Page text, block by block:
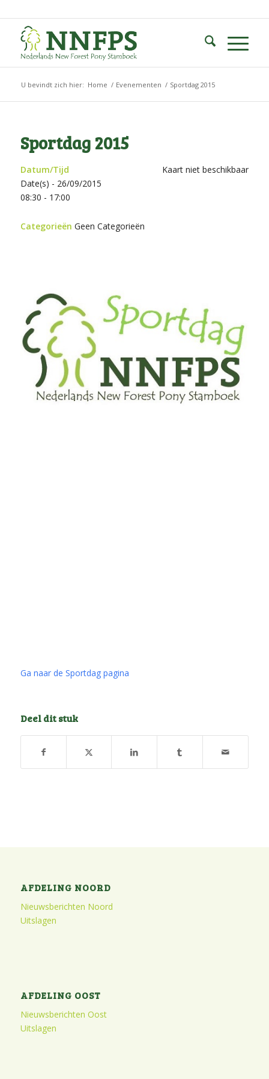
U bevindt zich hier: Home / Evenementen / Sportdag 2015
Sportdag 2015
Kaart niet beschikbaar
Datum/Tijd
Date(s) - 26/09/2015
08:30 - 17:00
Categorieën Geen Categorieën
Ga naar de Sportdag pagina
Deel dit stuk
AFDELING NOORD
Nieuwsberichten Noord
Uitslagen
AFDELING OOST
Nieuwsberichten Oost
Uitslagen